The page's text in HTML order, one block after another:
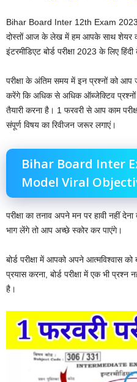
Bihar Board Inter 12th Exam
दोस्तों आज के लेख में हम आपके साथ शेयर करने
इंटरमीडिएट बोर्ड परीक्षा 2023 के लिए
परीक्षा के अंतिम समय में इन प्रश्नों को
करेंगे कि अधिक से अधिक ऑब्जेक्टिव
तैयारी करना है। 1 फरवरी से आप काम
संपूर्ण विषय का रिवीजन जरूर लगाएं।
Bihar Board Inter
Model Viral
परीक्षा का तनाव अपने मन पर हावी नहीं
भाग लेंगे तो आप अच्छे स्कोर कर पाएंगे।
बोर्ड परीक्षा में आपको अपने आत्मविश्वास
प्रयास करना, बोर्ड परीक्षा में एक भी प्रश्न
है।